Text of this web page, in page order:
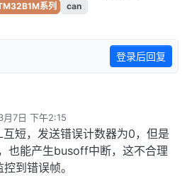
系列
can
登录后回复
7日 下午2:15
短，发送错误计数器为0，但是
也能产生busoff中断，这不合理
到错误帧。